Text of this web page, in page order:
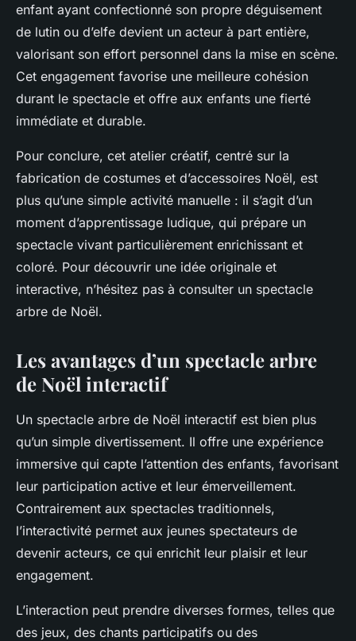
enfant ayant confectionné son propre déguisement
de lutin ou d’elfe devient un acteur à part entière,
valorisant son effort personnel dans la mise en scène.
Cet engagement favorise une meilleure cohésion
durant le spectacle et offre aux enfants une fierté
immédiate et durable.
Pour conclure, cet atelier créatif, centré sur la
fabrication de costumes et d’accessoires Noël, est
plus qu’une simple activité manuelle : il s’agit d’un
moment d’apprentissage ludique, qui prépare un
spectacle vivant particulièrement enrichissant et
coloré. Pour découvrir une idée originale et
interactive, n’hésitez pas à consulter un spectacle
arbre de Noël.
Les avantages d’un spectacle arbre
de Noël interactif
Un spectacle arbre de Noël interactif est bien plus
qu’un simple divertissement. Il offre une expérience
immersive qui capte l’attention des enfants, favorisant
leur participation active et leur émerveillement.
Contrairement aux spectacles traditionnels,
l’interactivité permet aux jeunes spectateurs de
devenir acteurs, ce qui enrichit leur plaisir et leur
engagement.
L’interaction peut prendre diverses formes, telles que
des jeux, des chants participatifs ou des